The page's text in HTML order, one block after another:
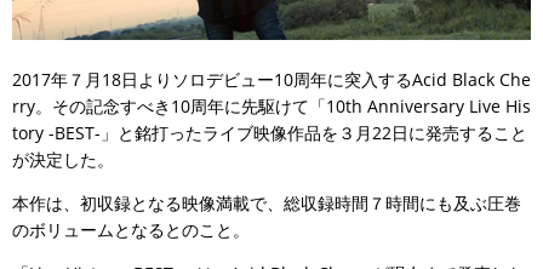
2017年７月18日よりソロデビュー10周年に突入するAcid Black Che
rry。その記念すべき10周年に先駆けて「10th Anniversary Live His
tory -BEST-」と銘打ったライブ映像作品を３月22日に発売すること
が決定した。
本作は、初収録となる映像満載で、総収録時間７時間にも及ぶ圧巻
のボリュームとなるとのこと。